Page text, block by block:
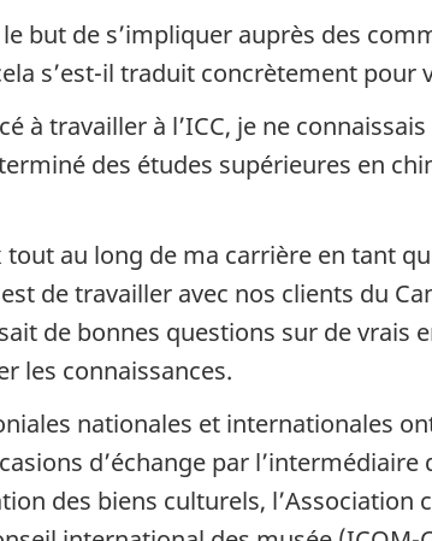
le but de s’impliquer auprès des
s’est-il traduit concrètement pour
à travailler à l’ICC, je ne
des études supérieures en
tout au long de ma carrière en tant
de travailler avec nos clients du
de bonnes questions sur de
les connaissances.
nationales et internationales
d’échange par
des biens culturels,